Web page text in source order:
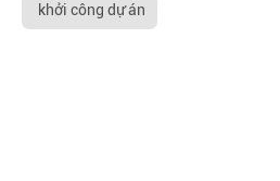
khởi công dự án